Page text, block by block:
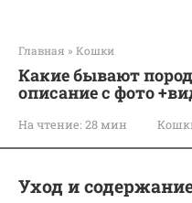
Главная » Кошки
Какие бывают
описание с фото
На чтение: 28 мин
Уход и